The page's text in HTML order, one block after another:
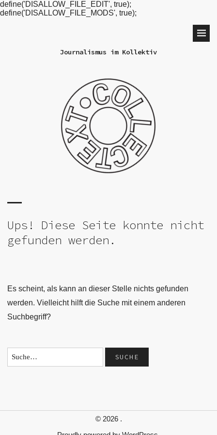
define('DISALLOW_FILE_EDIT', true);
define('DISALLOW_FILE_MODS', true);
Journalismus im Kollektiv
Ups! Diese Seite konnte nicht
gefunden werden.
Es scheint, als kann an dieser Stelle nichts gefunden
werden. Vielleicht hilft die Suche mit einem anderen
Suchbegriff?
© 2026 .